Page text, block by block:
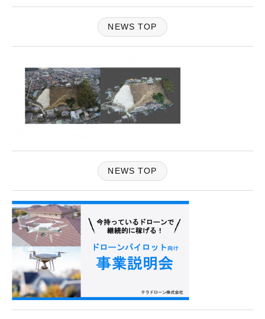
NEWS TOP
NEWS TOP